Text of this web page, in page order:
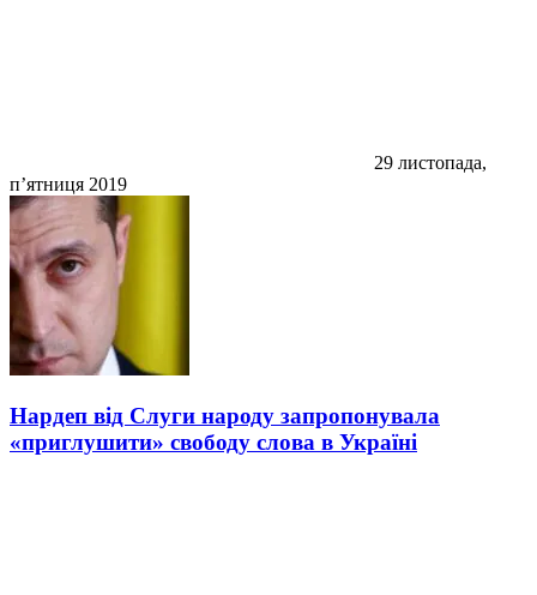
29 листопада,
п’ятниця 2019
Нардеп від Слуги народу запропонувала
«приглушити» свободу слова в Україні